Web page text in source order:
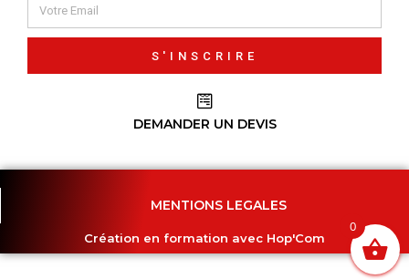
S'INSCRIRE
DEMANDER UN DEVIS
MENTIONS LEGALES
Création en formation avec Hop'Com
0